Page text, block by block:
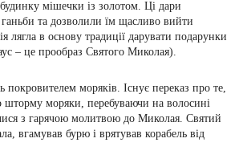
мішечки із золотом. Ці дари
ганьби та дозволили їм щасливо вийти
лягла в основу традиції дарувати подарунки
– це прообраз Святого Миколая).
моряків. Існує переказ про те,
шторму моряки, перебуваючи на волосині
з гарячою молитвою до Миколая. Святий
вгамував бурю і врятував корабель від